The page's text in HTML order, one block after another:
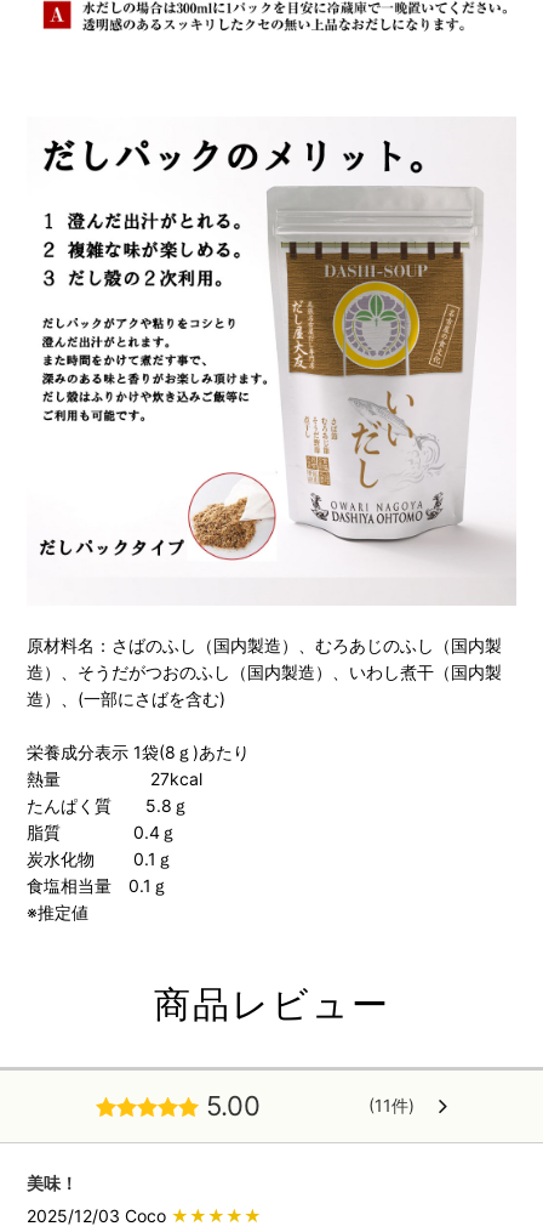
原材料名：さばのふし（国内製造）、むろあじのふし（国内製
造）、そうだがつおのふし（国内製造）、いわし煮干（国内製
造）、(一部にさばを含む)
栄養成分表示 1袋(8ｇ)あたり
熱量 27kcal
たんぱく質 5.8ｇ
脂質 0.4ｇ
炭水化物 0.1ｇ
食塩相当量 0.1ｇ
※推定値
商品レビュー
5.00 (11件)
美味！
2025/12/03 Coco ★★★★★